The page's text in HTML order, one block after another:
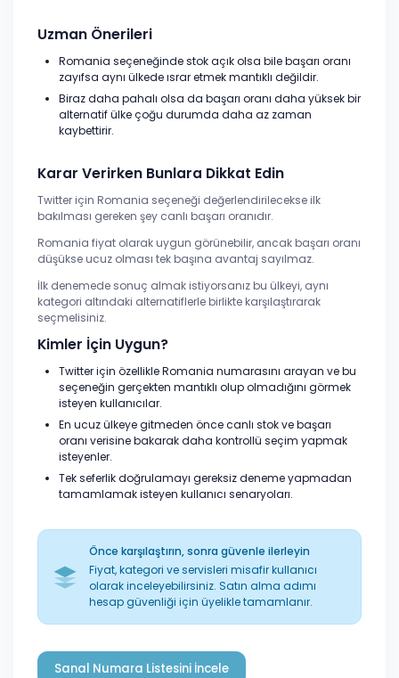
Uzman Önerileri
Romania seçeneğinde stok açık olsa bile başarı oranı
zayıfsa aynı ülkede ısrar etmek mantıklı değildir.
Biraz daha pahalı olsa da başarı oranı daha yüksek bir
alternatif ülke çoğu durumda daha az zaman
kaybettirir.
Karar Verirken Bunlara Dikkat Edin
Twitter için Romania seçeneği değerlendirilecekse ilk
bakılması gereken şey canlı başarı oranıdır.
Romania fiyat olarak uygun görünebilir, ancak başarı oranı
düşükse ucuz olması tek başına avantaj sayılmaz.
İlk denemede sonuç almak istiyorsanız bu ülkeyi, aynı
kategori altındaki alternatiflerle birlikte karşılaştırarak
seçmelisiniz.
Kimler İçin Uygun?
Twitter için özellikle Romania numarasını arayan ve bu
seçeneğin gerçekten mantıklı olup olmadığını görmek
isteyen kullanıcılar.
En ucuz ülkeye gitmeden önce canlı stok ve başarı
oranı verisine bakarak daha kontrollü seçim yapmak
isteyenler.
Tek seferlik doğrulamayı gereksiz deneme yapmadan
tamamlamak isteyen kullanıcı senaryoları.
Önce karşılaştırın, sonra güvenle ilerleyin
Fiyat, kategori ve servisleri misafir kullanıcı
olarak inceleyebilirsiniz. Satın alma adımı
hesap güvenliği için üyelikle tamamlanır.
Sanal Numara Listesini İncele